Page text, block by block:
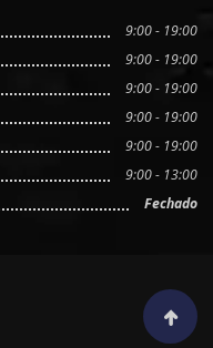
9:00 - 19:00
9:00 - 19:00
9:00 - 19:00
9:00 - 19:00
9:00 - 19:00
9:00 - 13:00
Fechado
Scroll